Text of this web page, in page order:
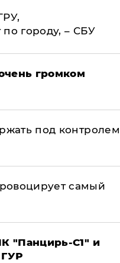
городу, – СБУ
громком
под контролем
самый
"Панцирь-С1" и